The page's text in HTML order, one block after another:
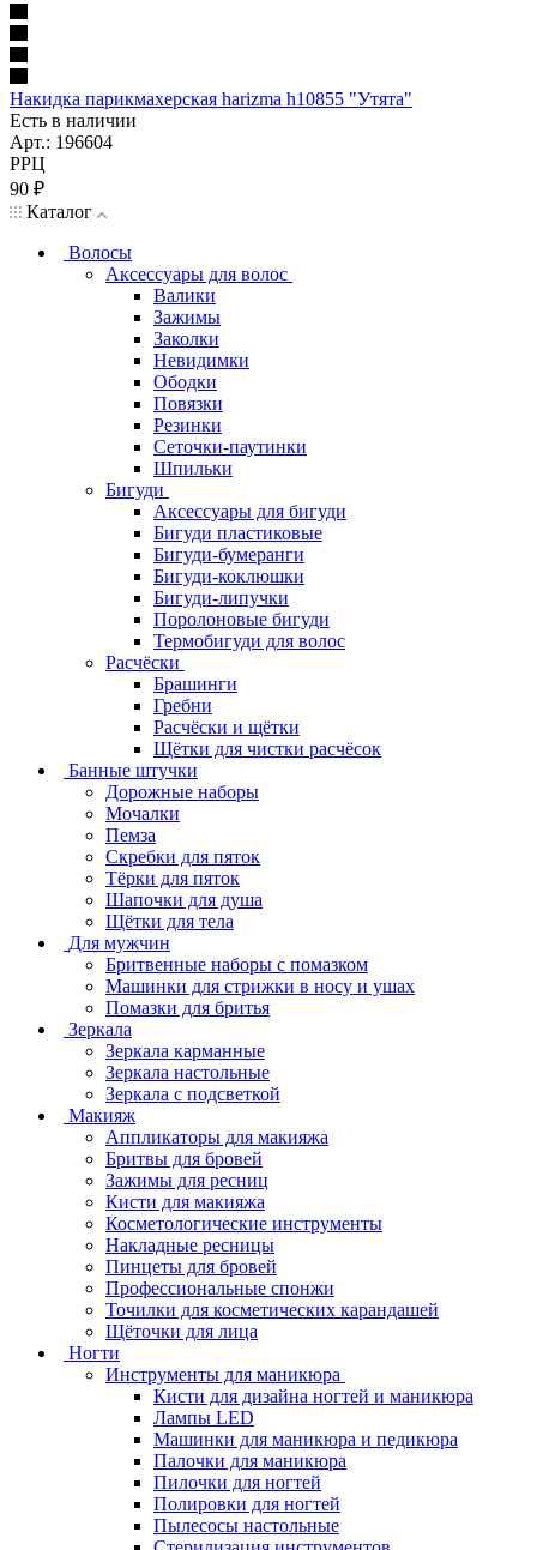
Накидка парикмахерская harizma h10855 "Утята"
Есть в наличии
Арт.: 196604
РРЦ
90 ₽
Каталог
Волосы
Аксессуары для волос
Валики
Зажимы
Заколки
Невидимки
Ободки
Повязки
Резинки
Сеточки-паутинки
Шпильки
Бигуди
Аксессуары для бигуди
Бигуди пластиковые
Бигуди-бумеранги
Бигуди-коклюшки
Бигуди-липучки
Поролоновые бигуди
Термобигуди для волос
Расчёски
Брашинги
Гребни
Расчёски и щётки
Щётки для чистки расчёсок
Банные штучки
Дорожные наборы
Мочалки
Пемза
Скребки для пяток
Тёрки для пяток
Шапочки для душа
Щётки для тела
Для мужчин
Бритвенные наборы с помазком
Машинки для стрижки в носу и ушах
Помазки для бритья
Зеркала
Зеркала карманные
Зеркала настольные
Зеркала с подсветкой
Макияж
Аппликаторы для макияжа
Бритвы для бровей
Зажимы для ресниц
Кисти для макияжа
Косметологические инструменты
Накладные ресницы
Пинцеты для бровей
Профессиональные спонжи
Точилки для косметических карандашей
Щёточки для лица
Ногти
Инструменты для маникюра
Кисти для дизайна ногтей и маникюра
Лампы LED
Машинки для маникюра и педикюра
Палочки для маникюра
Пилочки для ногтей
Полировки для ногтей
Пылесосы настольные